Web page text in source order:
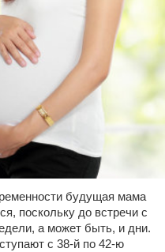
будущая мама
поскольку до встречи с
а может быть, и дни.
с 38-й по 42-ю